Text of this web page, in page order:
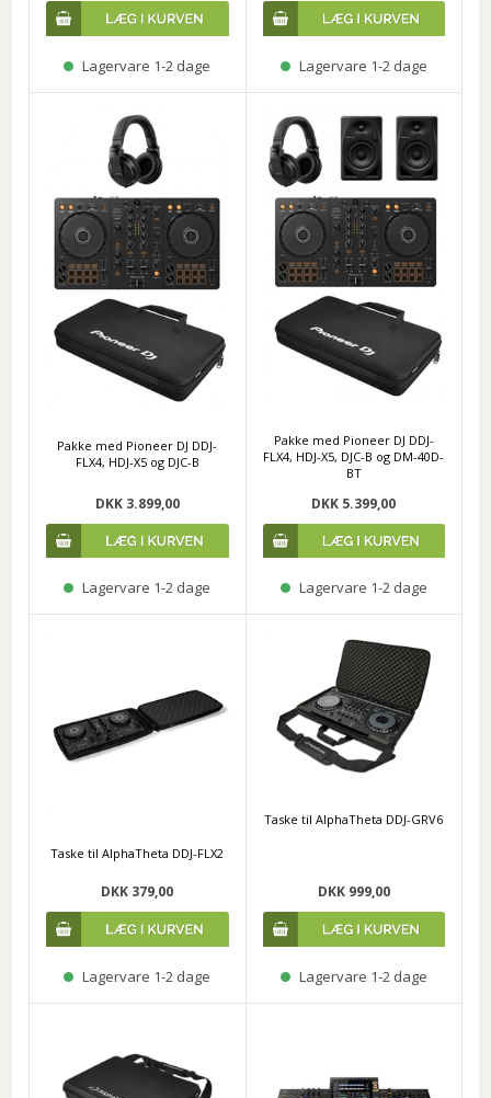
Lagervare 1-2 dage Lagervare 1-2 dage
Pakke med Pioneer DJ DDJ-
FLX4, HDJ-X5 og DJC-B
DKK 3.899,00
Lagervare 1-2 dage
Pakke med Pioneer DJ DDJ-
FLX4, HDJ-X5, DJC-B og DM-40D-
BT
DKK 5.399,00
Lagervare 1-2 dage
Taske til AlphaTheta DDJ-FLX2
DKK 379,00
Lagervare 1-2 dage
Taske til AlphaTheta DDJ-GRV6
DKK 999,00
Lagervare 1-2 dage